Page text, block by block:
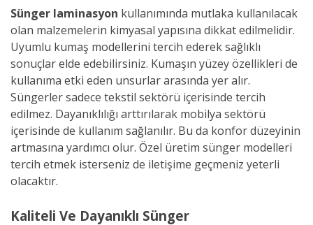
Sünger laminasyon kullanımında mutlaka kullanılacak
olan malzemelerin kimyasal yapısına dikkat edilmelidir.
Uyumlu kumaş modellerini tercih ederek sağlıklı
sonuçlar elde edebilirsiniz. Kumaşın yüzey özellikleri de
kullanıma etki eden unsurlar arasında yer alır.
Süngerler sadece tekstil sektörü içerisinde tercih
edilmez. Dayanıklılığı arttırılarak mobilya sektörü
içerisinde de kullanım sağlanılır. Bu da konfor düzeyinin
artmasına yardımcı olur. Özel üretim sünger modelleri
tercih etmek isterseniz de iletişime geçmeniz yeterli
olacaktır.
Kaliteli Ve Dayanıklı Sünger